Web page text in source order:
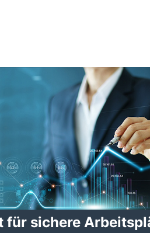
für sichere